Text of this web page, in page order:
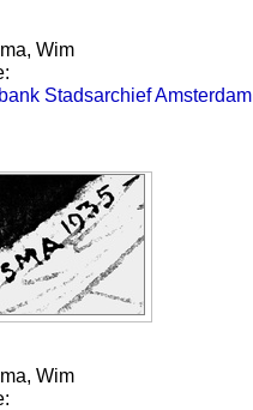
Wim
Stadsarchief Amsterdam
Wim